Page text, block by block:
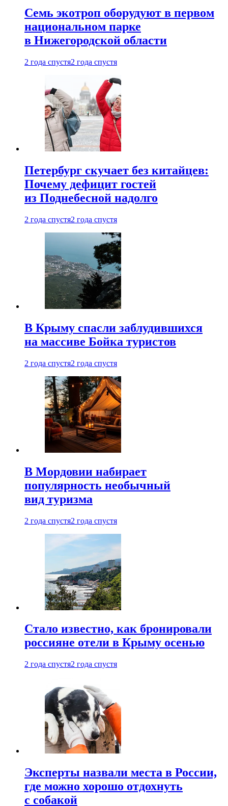
Семь экотроп оборудуют в первом
национальном парке
в Нижегородской области
2 года спустя2 года спустя
Петербург скучает без китайцев:
Почему дефицит гостей
из Поднебесной надолго
2 года спустя2 года спустя
В Крыму спасли заблудившихся
на массиве Бойка туристов
2 года спустя2 года спустя
В Мордовии набирает
популярность необычный
вид туризма
2 года спустя2 года спустя
Стало известно, как бронировали
россияне отели в Крыму осенью
2 года спустя2 года спустя
Эксперты назвали места в России,
где можно хорошо отдохнуть
с собакой